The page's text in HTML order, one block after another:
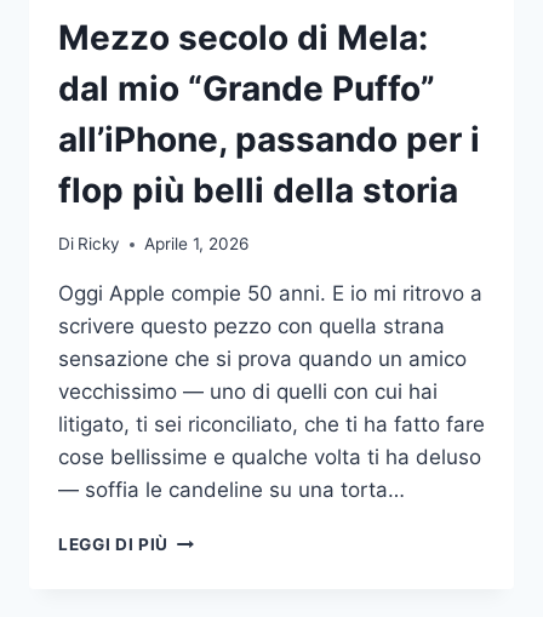
Mezzo secolo di Mela:
dal mio “Grande Puffo”
all’iPhone, passando per i
flop più belli della storia
Di Ricky Aprile 1, 2026
Oggi Apple compie 50 anni. E io mi ritrovo a
scrivere questo pezzo con quella strana
sensazione che si prova quando un amico
vecchissimo — uno di quelli con cui hai
litigato, ti sei riconciliato, che ti ha fatto fare
cose bellissime e qualche volta ti ha deluso
— soffia le candeline su una torta…
LEGGI DI PIÙ MEZZO